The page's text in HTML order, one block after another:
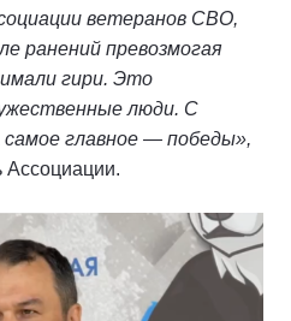
ветеранов СВО,
ранений превозмогая
гири. Это
люди. С
самое главное — победы»,
Ассоциации.